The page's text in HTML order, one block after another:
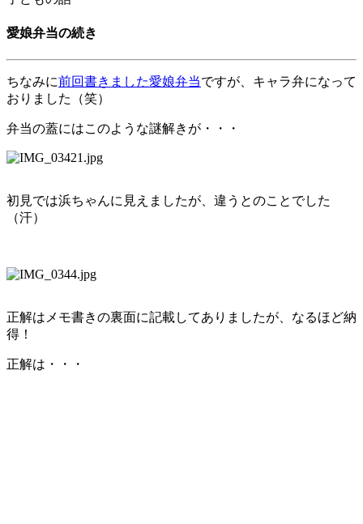
愛娘弁当の続き
ちなみに前回書きました愛娘弁当ですが、キャラ弁になって
おりました（笑）
弁当の蓋にはこのような謎解きが・・・
初見では浜ちゃんに見えましたが、違うとのことでした
（汗）
正解はメモ書きの裏面に記載してありましたが、なるほど納
得！
正解は・・・